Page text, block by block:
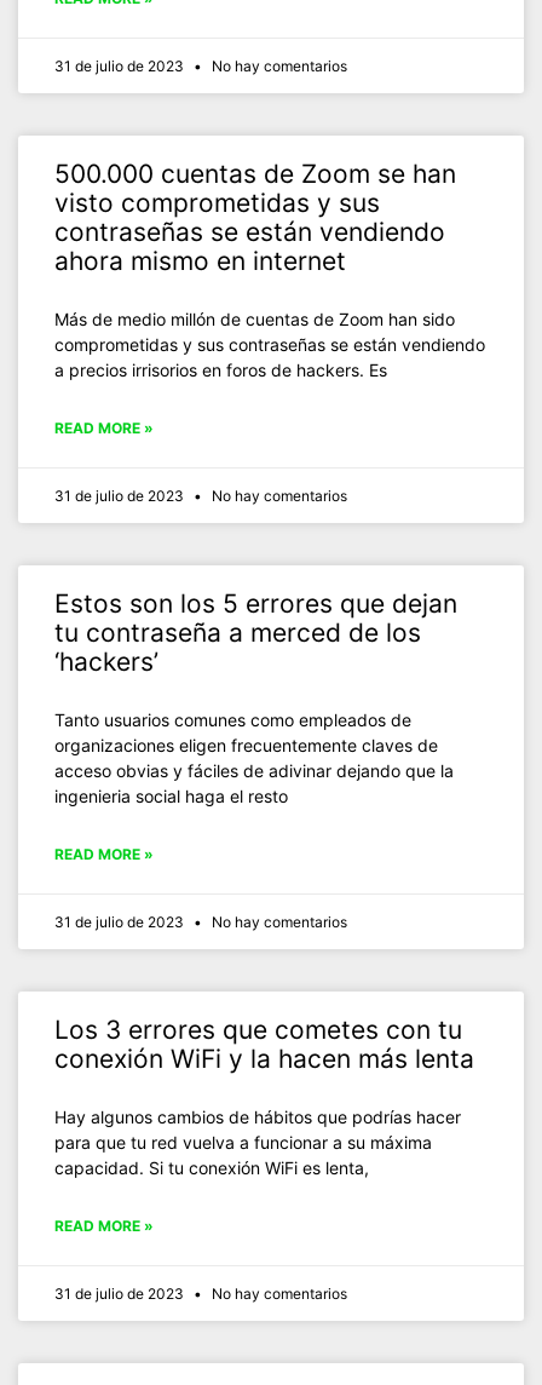
31 de julio de 2023 No hay comentarios
500.000 cuentas de Zoom se han
visto comprometidas y sus
contraseñas se están vendiendo
ahora mismo en internet
Más de medio millón de cuentas de Zoom han sido
comprometidas y sus contraseñas se están vendiendo
a precios irrisorios en foros de hackers. Es
READ MORE »
31 de julio de 2023 No hay comentarios
Estos son los 5 errores que dejan
tu contraseña a merced de los
‘hackers’
Tanto usuarios comunes como empleados de
organizaciones eligen frecuentemente claves de
acceso obvias y fáciles de adivinar dejando que la
ingenieria social haga el resto
READ MORE »
31 de julio de 2023 No hay comentarios
Los 3 errores que cometes con tu
conexión WiFi y la hacen más lenta
Hay algunos cambios de hábitos que podrías hacer
para que tu red vuelva a funcionar a su máxima
capacidad. Si tu conexión WiFi es lenta,
READ MORE »
31 de julio de 2023 No hay comentarios